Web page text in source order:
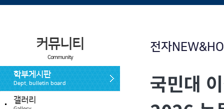
커뮤니티
Community
학부게시판
Dept. bulletin board
갤러리
전자
국민대